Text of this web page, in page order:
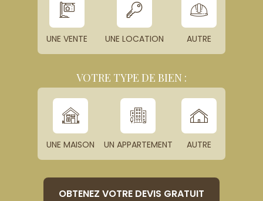
UNE VENTE UNE LOCATION AUTRE
VOTRE TYPE DE BIEN :
UNE MAISON UN APPARTEMENT AUTRE
OBTENEZ VOTRE DEVIS GRATUIT